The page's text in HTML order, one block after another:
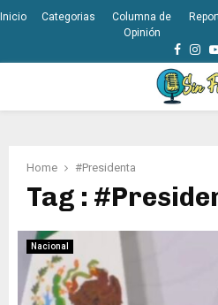
Inicio Categorias
Columna de
Opinión
Home #Presidenta
Tag :
Nacional